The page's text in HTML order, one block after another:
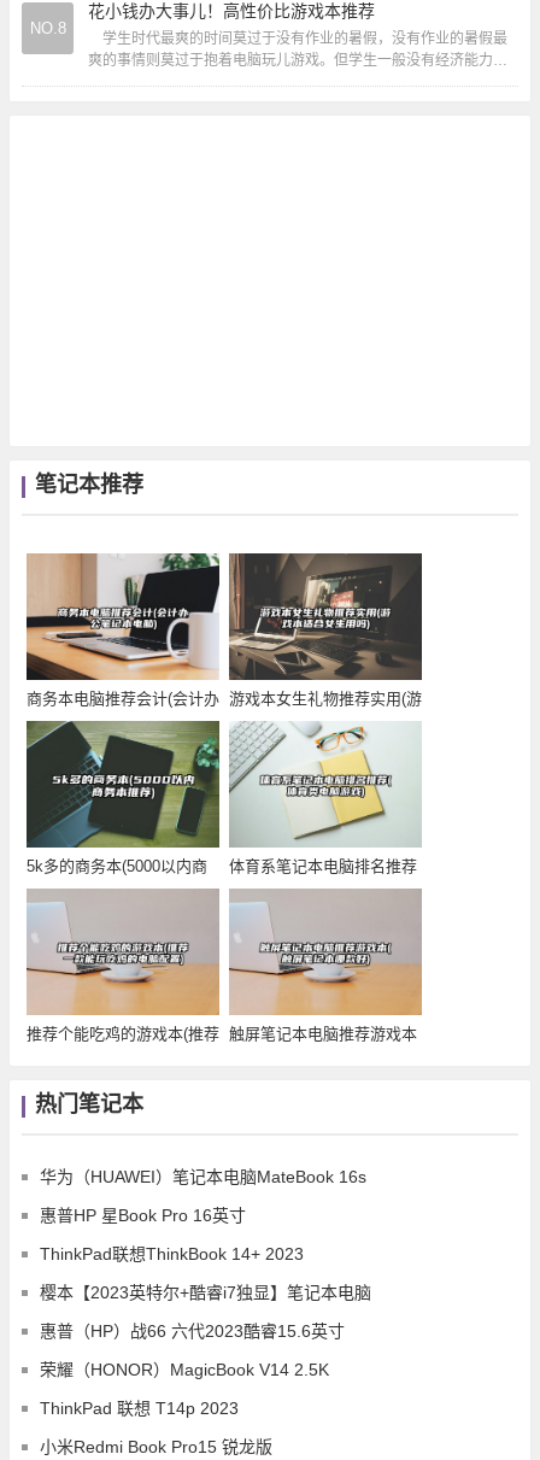
NO.8
花小钱办大事儿！高性价比游戏本推荐
学生时代最爽的时间莫过于没有作业的暑假，没有作业的暑假最
爽的事情则莫过于抱着电脑玩儿游戏。但学生一般没有经济能力，
选购一款性能强大、价格便宜的游戏本是大...
笔记本推荐
商务本电脑推荐会计(会计办
公笔记本电脑)
游戏本女生礼物推荐实用(游
戏本适合女生用
5k多的商务本(5000以内商
务本推荐)
体育系笔记本电脑排名推荐
(体育类电脑游戏
推荐个能吃鸡的游戏本(推荐 触屏笔记本电脑推荐游戏本
热门笔记本
华为（HUAWEI）笔记本电脑MateBook 16s
惠普HP 星Book Pro 16英寸
ThinkPad联想ThinkBook 14+ 2023
樱本【2023英特尔+酷睿i7独显】笔记本电脑
惠普（HP）战66 六代2023酷睿15.6英寸
荣耀（HONOR）MagicBook V14 2.5K
ThinkPad 联想 T14p 2023
小米Redmi Book Pro15 锐龙版